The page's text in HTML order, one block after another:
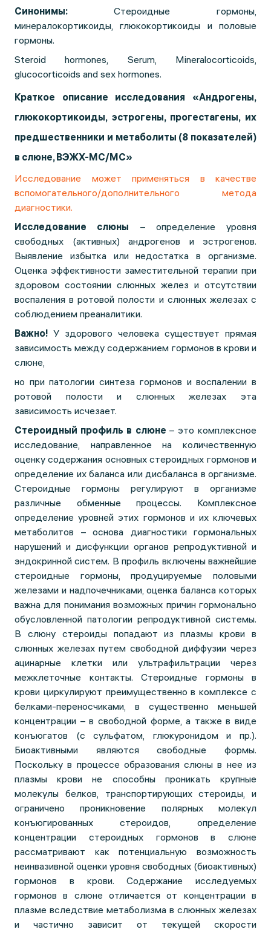
Синонимы: Стероидные гормоны,
минералокортикоиды, глюкокортикоиды и половые
гормоны.
Steroid hormones, Serum, Mineralocorticoids,
glucocorticoids and sex hormones.
Краткое описание исследования «Андрогены,
глюкокортикоиды, эстрогены, прогестагены, их
предшественники и метаболиты (8 показателей)
в слюне, ВЭЖХ-МС/МС»
Исследование может применяться в качестве
вспомогательного/дополнительного метода
диагностики.
Исследование слюны – определение уровня
свободных (активных) андрогенов и эстрогенов.
Выявление избытка или недостатка в организме.
Оценка эффективности заместительной терапии при
здоровом состоянии слюнных желез и отсутствии
воспаления в ротовой полости и слюнных железах с
соблюдением преаналитики.
Важно! У здорового человека существует прямая
зависимость между содержанием гормонов в крови и
слюне,
но при патологии синтеза гормонов и воспалении в
ротовой полости и слюнных железах эта
зависимость исчезает.
Стероидный профиль в слюне – это комплексное
исследование, направленное на количественную
оценку содержания основных стероидных гормонов и
определение их баланса или дисбаланса в организме.
Стероидные гормоны регулируют в организме
различные обменные процессы. Комплексное
определение уровней этих гормонов и их ключевых
метаболитов – основа диагностики гормональных
нарушений и дисфункции органов репродуктивной и
эндокринной систем. В профиль включены важнейшие
стероидные гормоны, продуцируемые половыми
железами и надпочечниками, оценка баланса которых
важна для понимания возможных причин гормонально
обусловленной патологии репродуктивной системы.
В слюну стероиды попадают из плазмы крови в
слюнных железах путем свободной диффузии через
ацинарные клетки или ультрафильтрации через
межклеточные контакты. Стероидные гормоны в
крови циркулируют преимущественно в комплексе с
белками-переносчиками, в существенно меньшей
концентрации – в свободной форме, а также в виде
конъюгатов (с сульфатом, глюкуронидом и пр.).
Биоактивными являются свободные формы.
Поскольку в процессе образования слюны в нее из
плазмы крови не способны проникать крупные
молекулы белков, транспортирующих стероиды, и
ограничено проникновение полярных молекул
конъюгированных стероидов, определение
концентрации стероидных гормонов в слюне
рассматривают как потенциальную возможность
неинвазивной оценки уровня свободных (биоактивных)
гормонов в крови. Содержание исследуемых
гормонов в слюне отличается от концентрации в
плазме вследствие метаболизма в слюнных железах
и частично зависит от текущей скорости